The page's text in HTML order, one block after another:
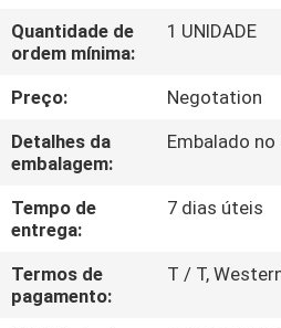
CONTROLE
DE
QUALIDADE
CONTATE-
NOS
NOTÍCIAS
Quantidade de
ordem mínima:
1 UNIDADE
Preço:
Negotation
Detalhes da
embalagem:
Embalado
Tempo de
entrega:
7 dias úteis
Termos de
pagamento:
T / T,